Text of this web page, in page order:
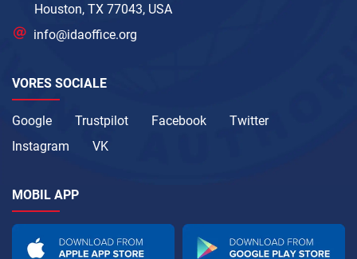
Houston, TX 77043, USA
info@idaoffice.org
VORES SOCIALE
Google Trustpilot Facebook
Twitter
Instagram
VK
MOBIL APP